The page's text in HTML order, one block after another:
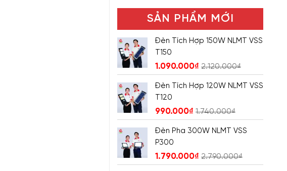
SẢN PHẨM MỚI
Đèn Tích Hợp 150W NLMT VSS
T150
1.090.000₫ 2.120.000₫
Đèn Tích Hợp 120W NLMT VSS
T120
990.000₫ 1.740.000₫
Đèn Pha 300W NLMT VSS
P300
1.790.000₫ 2.790.000₫